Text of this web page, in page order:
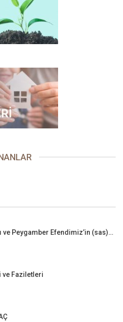
ve Peygamber Efendimiz’in (sas)…
ve Faziletleri